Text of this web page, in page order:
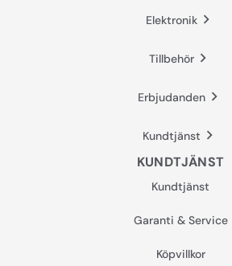
Elektronik
Tillbehör
Erbjudanden
Kundtjänst
KUNDTJÄNST
Kundtjänst
Garanti & Service
Köpvillkor